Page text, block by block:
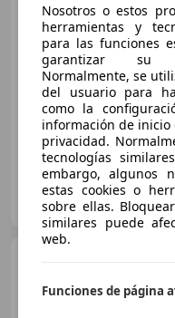
07/2016 140.460 km
FLEXICAR MURCIA.
ES-3007 MURCIA
Nosotros o estos
herramientas y
para las funciones
garantizar su
Normalmente, se
del usuario para
como la
información de inicio
privacidad.
tecnologías
embargo, algunos
estas cookies o
sobre ellas.
similares puede
web.
Funciones de página